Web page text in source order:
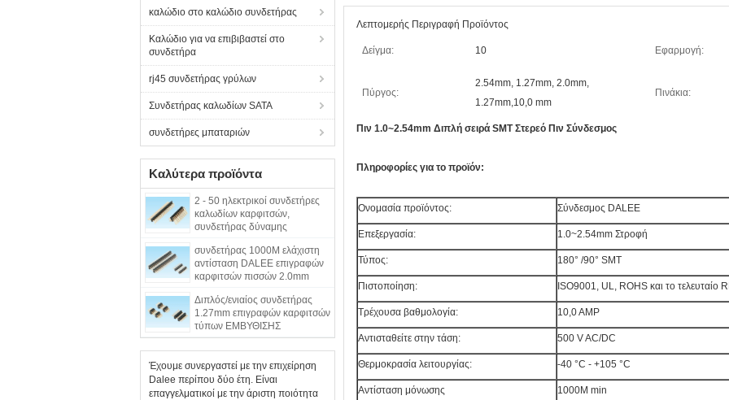
καλώδιο στο καλώδιο συνδετήρας
Καλώδιο για να επιβιβαστεί στο
συνδετήρα
rj45 συνδετήρας γρύλων
Συνδετήρας καλωδίων SATA
συνδετήρες μπαταριών
Καλύτερα προϊόντα
2 - 50 ηλεκτρικοί συνδετήρες
καλωδίων καρφιτσών,
συνδετήρας δύναμης
ΕΜΒΥΘΙΣΗΣ 90°
συνδετήρας 1000M ελάχιστη
αντίσταση DALEE επιγραφών
καρφιτσών πισσών 2.0mm
Διπλός/ενιαίος συνδετήρας
1.27mm επιγραφών καρφιτσών
τύπων ΕΜΒΥΘΙΣΗΣ
υπόλοιπου κόσμου πρότυπα
πισσών PBT
Έχουμε συνεργαστεί με την επιχείρηση
Dalee περίπου δύο έτη. Είναι
επαγγελματικοί με την άριστη ποιότητα
Λεπτομερής Περιγραφή Προϊόντος
Δείγμα: 10 Εφαρμογή:
Πύργος:
2.54mm, 1.27mm, 2.0mm,
1.27mm,10,0 mm
Πινάκια:
Πιν 1.0~2.54mm Διπλή σειρά SMT Στερεό Πιν Σύνδεσμος
Πληροφορίες για το προϊόν:
Ονομασία προϊόντος: Σύνδεσμος DALEE
Επεξεργασία: 1.0~2.54mm Στροφή
Τύπος: 180° /90° SMT
Πιστοποίηση: ISO9001, UL, ROHS και το τελευταίο
Τρέχουσα βαθμολογία: 10,0 AMP
Αντισταθείτε στην τάση: 500 V AC/DC
Θερμοκρασία λειτουργίας: -40 °C - +105 °C
Αντίσταση μόνωσης 1000M min